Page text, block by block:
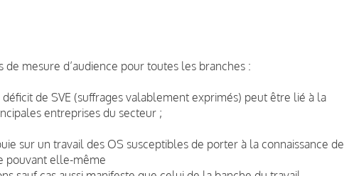
de mesure d’audience pour toutes les branches :
de SVE (suffrages valablement exprimés) peut être lié à la
entreprises du secteur ;
sur un travail des OS susceptibles de porter à la connaissance de
pouvant elle-même